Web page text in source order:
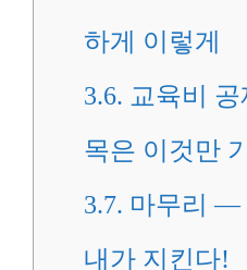
하게 이렇게
3.6. 교육비
목은 이것만
3.7. 마무리 —
내가 지킨다!